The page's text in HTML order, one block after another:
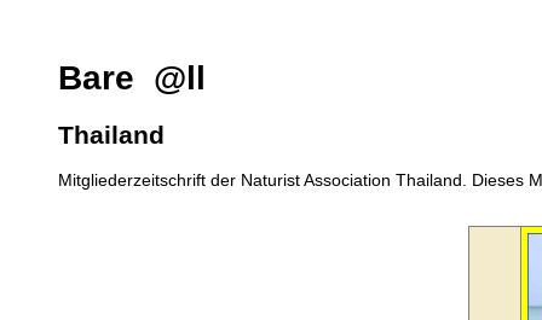
Bare @ll
Thailand
Mitgliederzeitschrift der Naturist Association Thailand. Dieses